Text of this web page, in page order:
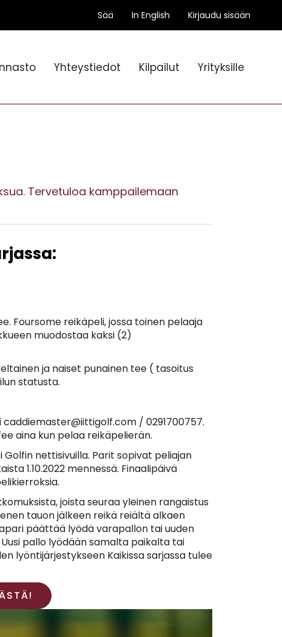
Sää In English Kirjaudu sisään
Yhteystiedot Kilpailut Yrityksille
Tervetuloa kamppailemaan
Foursome reikäpeli, jossa toinen pelaaja
muodostaa kaksi (2)
ja naiset punainen tee ( tasoitus
statusta.
/ 0291700757.
aina kun pelaa reikäpelierän.
nettisivuilla. Parit sopivat peliajan
1.10.2022 mennessä. Finaalipäivä
joista seuraa yleinen rangaistus
tauon jälkeen reikä reiältä alkaen
päättää lyödä varapallon tai uuden
pallo lyödään samalta paikalta tai
lyöntijärjestykseen Kaikissa sarjassa tulee